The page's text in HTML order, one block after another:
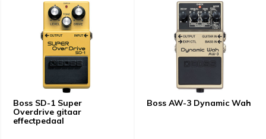
Boss SD-1 Super
Overdrive gitaar
effectpedaal
Boss AW-3 Dynamic Wah